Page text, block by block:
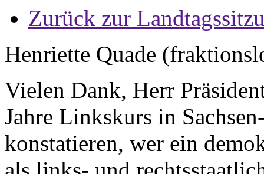
Zurück zur
Henriette Quade
Vielen Dank, Herr
Jahre Linkskurs in
konstatieren, wer ein